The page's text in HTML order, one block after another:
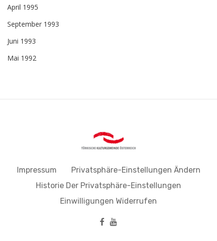
April 1995
September 1993
Juni 1993
Mai 1992
Impressum
Privatsphäre-Einstellungen Ändern
Historie Der Privatsphäre-Einstellungen
Einwilligungen Widerrufen